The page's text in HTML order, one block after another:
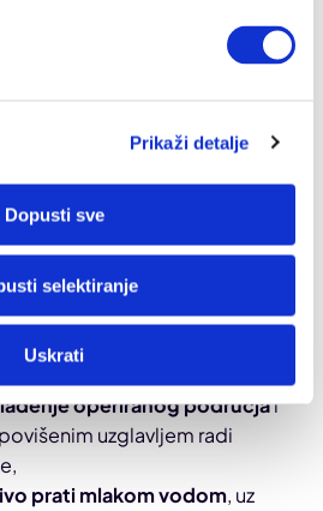
Prikaži detalje
Dopusti sve
selektiranje
Uskrati
vraćaju laganim
oporavak traje do dva tjedna
usmene i pisane
tome što se preporučuje, a što
zahvata:
operiranog područjai
uzglavljem radi
prati mlakom vodom, uz